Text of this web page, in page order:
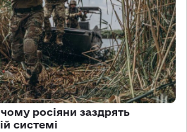
росіяни заздрять
системі